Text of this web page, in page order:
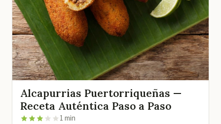
Alcapurrias Puertorriqueñas —
Receta Auténtica Paso a Paso
1 min